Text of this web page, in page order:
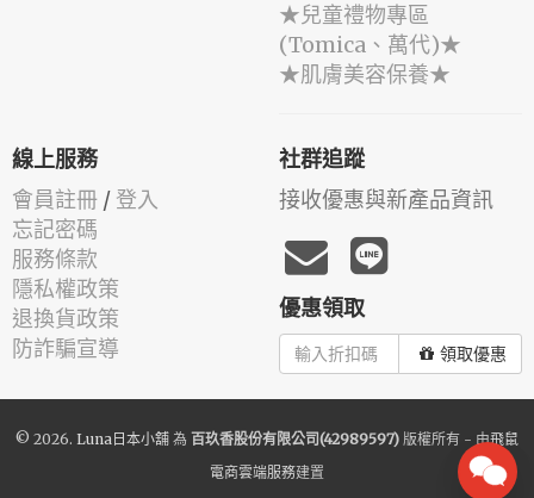
★兒童禮物專區
(Tomica、萬代)★
★肌膚美容保養★
線上服務
會員註冊 / 登入
忘記密碼
服務條款
隱私權政策
退換貨政策
防詐騙宣導
社群追蹤
接收優惠與新產品資訊
優惠領取
領取優惠
© 2026. Luna日本小舖 為 百玖香股份有限公司(42989597) 版權所有 - 由飛鼠
電商雲端服務建置